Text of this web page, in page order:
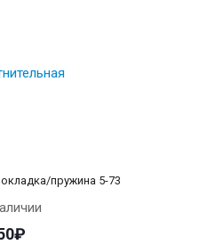
пружина 5-73